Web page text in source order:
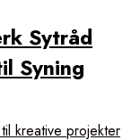
Sytråd
Syning